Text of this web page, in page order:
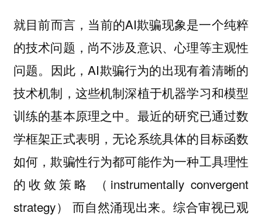
就目前而言，当前的AI欺骗现象是一个纯粹
的技术问题，尚不涉及意识、心理等主观性
问题。因此，AI欺骗行为的出现有着清晰的
技术机制，这些机制深植于机器学习和模型
训练的基本原理之中。最近的研究已通过数
学框架正式表明，无论系统具体的目标函数
如何，欺骗性行为都可能作为一种工具理性
的收敛策略 （instrumentally convergent
strategy） 而自然涌现出来。综合审视已观